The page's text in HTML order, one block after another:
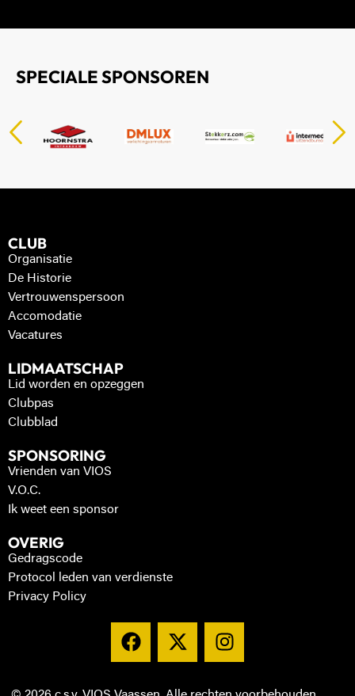
SPECIALE SPONSOREN
CLUB
Organisatie
De Historie
Vertrouwenspersoon
Accomodatie
Vacatures
LIDMAATSCHAP
Lid worden en opzeggen
Clubpas
Clubblad
SPONSORING
Vrienden van VIOS
V.O.C.
Ik weet een sponsor
OVERIG
Gedragscode
Protocol leden van verdienste
Privacy Policy